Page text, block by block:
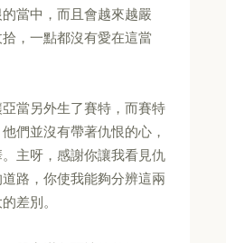
當中，而且會越來越嚴
，一點都沒有愛在這當
當另外生了賽特，而賽特
們並沒有帶著仇恨的心，
主呀，感謝你讓我看見仇
路，你使我能夠分辨這兩
差別。